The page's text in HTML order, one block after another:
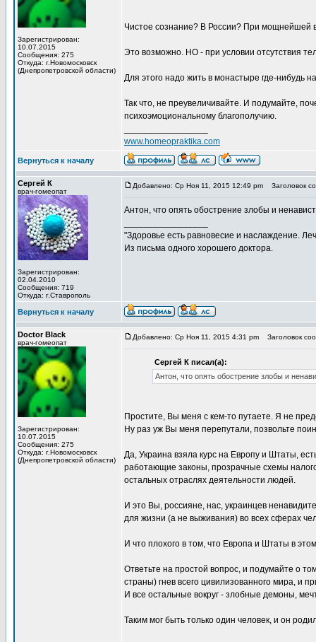
Зарегистрирован:
10.07.2015
Сообщения: 275
Откуда: г.Новомосковск
(Днепропетровской области)
Чистое сознание? В России? При мощнейшей
Это возможно. НО - при условии отсутствия
Для этого надо жить в монастыре где-нибудь
Так что, не преувеличивайте. И подумайте,
психоэмоциональному благополучию.
www.homeopraktika.com
Вернуться к началу
Сергей К
врач-гомеопат
Зарегистрирован:
02.04.2010
Сообщения: 719
Откуда: г.Ставрополь
Добавлено: Ср Ноя 11, 2015 12:49 pm Заголовок
Антон, что опять обострение злобы и
"Здоровье есть равновесие и наслаждение.
Из письма одного хорошего доктора.
Вернуться к началу
Doctor Black
врач-гомеопат
Зарегистрирован:
10.07.2015
Сообщения: 275
Откуда: г.Новомосковск
(Днепропетровской области)
Добавлено: Ср Ноя 11, 2015 4:31 pm Заголовок
Сергей К писал(а):
Антон, что опять обострение злобы и
Простите, Вы меня с кем-то путаете. Я не
Ну раз уж Вы меня перепутали, позвольте
Да, Украина взяла курс на Европу и Штаты,
работающие законы, прозрачные схемы
остальных отраслях деятельности людей.
И это Вы, россияне, нас, украинцев
для жизни (а не выживания) во всех сферах
И что плохого в том, что Европа и Штаты в
Ответьте на простой вопрос, и подумайте о
страны) гнев всего цивилизованного мира, и
И все остальные вокруг - злобные демоны,
Таким мог быть только один человек, и он